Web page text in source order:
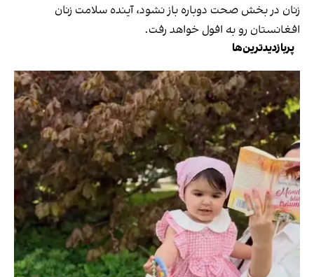
زنان در بخش صحت دوباره باز نشود، آینده سلامت زنان
افغانستان رو به افول خواهد رفت.
پربازدیدترین‌ها